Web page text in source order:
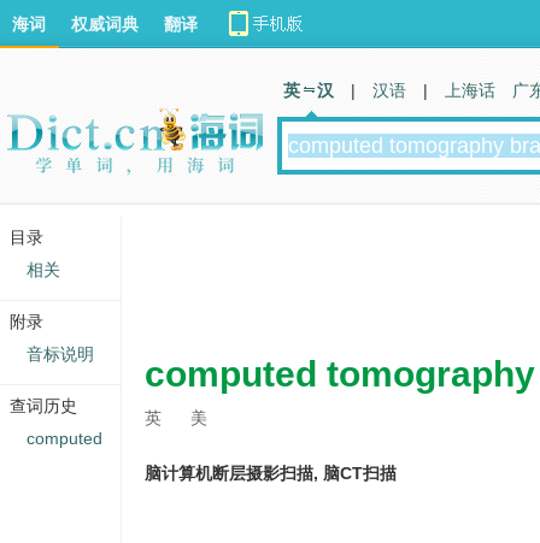
computed
英 美
脑计算机断层摄影扫描, 脑CT扫描
海词 权威词典 翻译
英 汉 | 汉语 | 上海话 广
目录
相关
附录
音标说明
查词历史
computed